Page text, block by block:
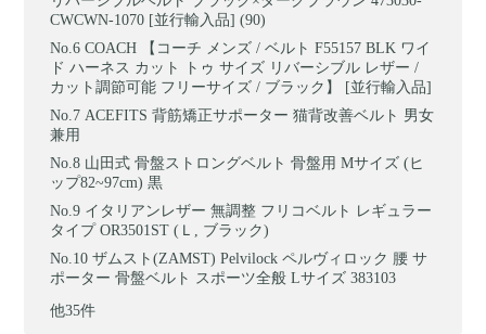
CWCWN-1070 [並行輸入品] (90)
COACH 【コーチ メンズ / ベルト F55157 BLK ワイ
ド ハーネス カット トゥ サイズ リバーシブル レザー /
カット調節可能 フリーサイズ / ブラック】 [並行輸入品]
ACEFITS 背筋矯正サポーター 猫背改善ベルト 男女
兼用
山田式 骨盤ストロングベルト 骨盤用 Mサイズ (ヒ
ップ82~97cm) 黒
イタリアンレザー 無調整 フリコベルト レギュラー
タイプ OR3501ST (Ｌ, ブラック)
ザムスト(ZAMST) Pelvilock ペルヴィロック 腰 サ
ポーター 骨盤ベルト スポーツ全般 Lサイズ 383103
他35件